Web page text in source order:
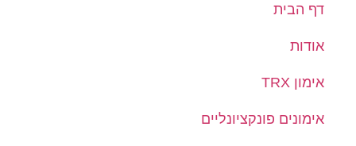
דף הבית
אודות
אימון TRX
אימונים פונקציונליים